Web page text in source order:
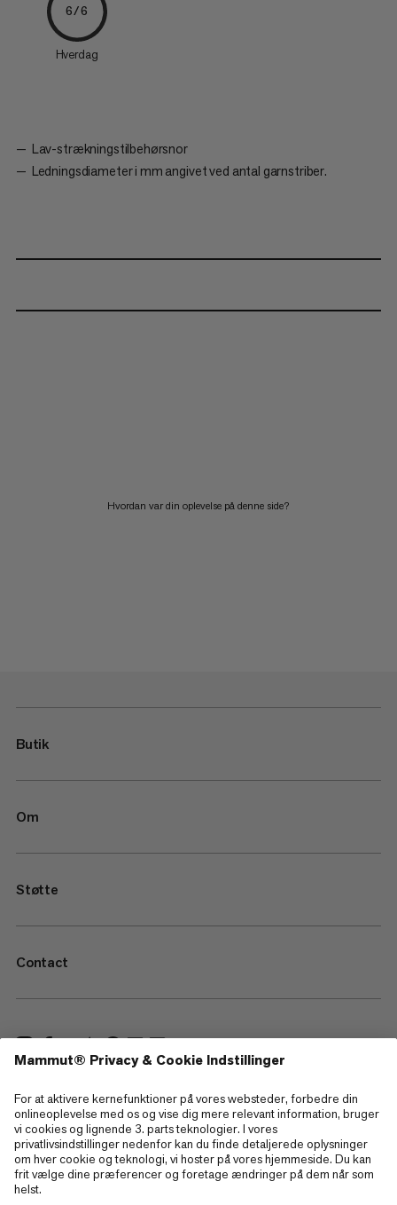
6/6
Hverdag
Lav-strækningstilbehørsnor
Ledningsdiameter i mm angivet ved antal garnstriber.
Hvordan var din oplevelse på denne side?
Butik
Om
Støtte
Contact
—
Sitemap
Cookies